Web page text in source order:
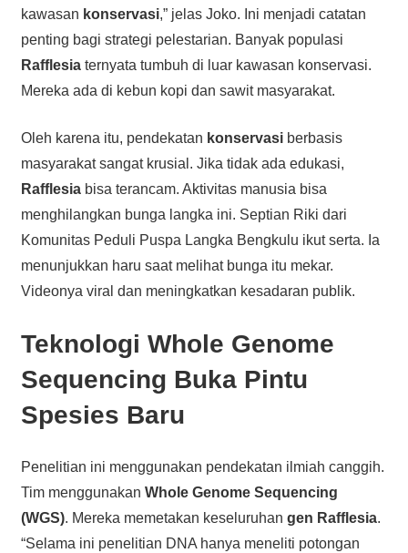
kawasan konservasi,” jelas Joko. Ini menjadi catatan
penting bagi strategi pelestarian. Banyak populasi
Rafflesiaternyata tumbuh di luar kawasan konservasi.
Mereka ada di kebun kopi dan sawit masyarakat.
Oleh karena itu, pendekatan konservasiberbasis
masyarakat sangat krusial. Jika tidak ada edukasi,
Rafflesiabisa terancam. Aktivitas manusia bisa
menghilangkan bunga langka ini. Septian Riki dari
Komunitas Peduli Puspa Langka Bengkulu ikut serta. Ia
menunjukkan haru saat melihat bunga itu mekar.
Videonya viral dan meningkatkan kesadaran publik.
Teknologi Whole Genome
Sequencing Buka Pintu
Spesies Baru
Penelitian ini menggunakan pendekatan ilmiah canggih.
Tim menggunakan Whole Genome Sequencing
(WGS). Mereka memetakan keseluruhan gen Rafflesia.
“Selama ini penelitian DNA hanya meneliti potongan